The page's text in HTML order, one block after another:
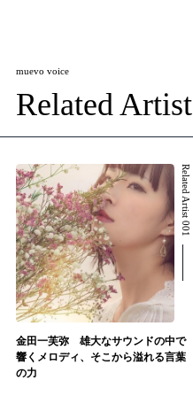
muevo voice
Related Artist
Related Artist 001
金田一芙弥 雄大なサウンドの中で
響くメロディ、そこから溢れる言葉
の力